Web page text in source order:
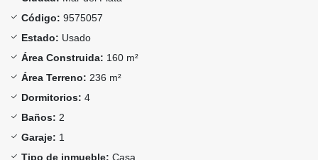
Código: 9575057
Estado: Usado
Área Construida: 160 m²
Área Terreno: 236 m²
Dormitorios: 4
Baños: 2
Garaje: 1
Tipo de inmueble: Casa